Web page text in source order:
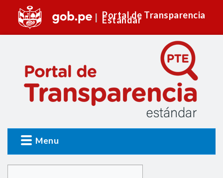
Portal de Transparencia
Estándar
Menu